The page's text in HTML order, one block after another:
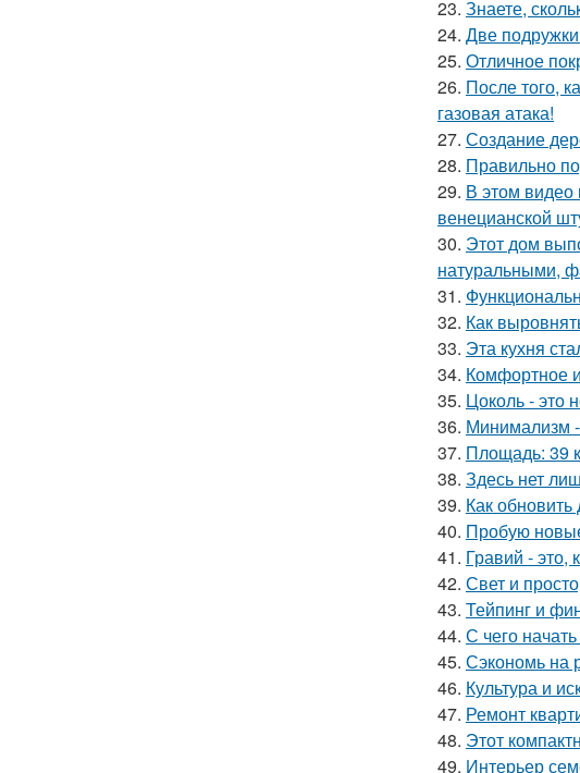
23. Знаете,
24. Две
25. Отличное
26. После того,
газовая атака!
27. Создание
28. Правильно
29. В этом
венецианской
30. Этот дом
натуральными,
31.
32. Как
33. Эта кухня
34. Комфортное
35. Цоколь - это
36. Минимализм -
37. Площадь: 39
38. Здесь нет
39. Как
40. Пробую
41. Гравий - это,
42. Свет и
43. Тейпинг и
44. С чего
45. Сэкономь на
46. Культура и
47. Ремонт
48. Этот
49. Интерьер